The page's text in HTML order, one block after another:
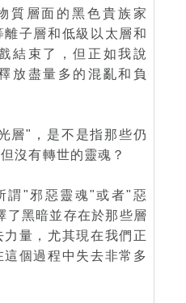
質層面的黑色貴族家
子層和低級以太層和
結束了，但正如我說
放盡量多的混亂和負
層"，是不是指那些仍
沒有轉世的靈魂？
謂"邪惡靈魂"或者"惡
了黑暗並存在於那些層
量，尤其現在我們正
個過程中失去非常多